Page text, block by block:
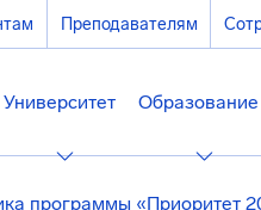
Преподавателям
Университет Образование
программы «Приоритет